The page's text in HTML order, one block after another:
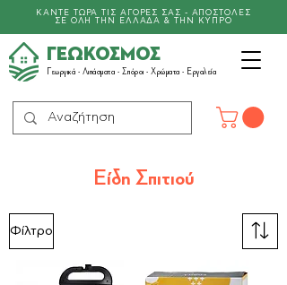
ΚΑΝΤΕ ΤΩΡΑ ΤΙΣ ΑΓΟΡΕΣ ΣΑΣ - ΑΠΟΣΤΟΛΕΣ
ΣΕ ΟΛΗ ΤΗΝ ΕΛΛΑΔΑ & ΤΗΝ ΚΥΠΡΟ
ΓΕΩΚΟΣΜΟΣ
Γεωργικά - Λιπάσματα - Σπόροι - Χρώματα - Εργαλεία
Είδη Σπιτιού
Φίλτρο